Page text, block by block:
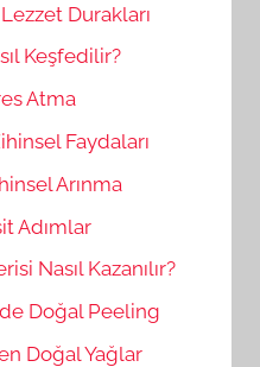
Lezzet Durakları
Keşfedilir?
Atma
Faydaları
Arınma
Adımlar
Nasıl Kazanılır?
Doğal Peeling
Doğal Yağlar